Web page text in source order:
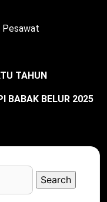
TAHUN
BABAK BELUR 2025